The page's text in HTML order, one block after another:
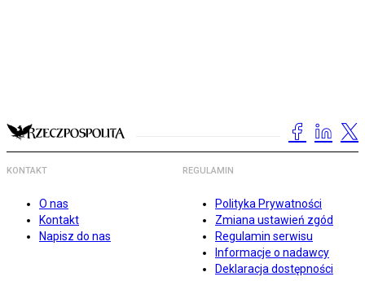
KONTAKT
O nas
Kontakt
Napisz do nas
REGULAMIN
Polityka Prywatności
Zmiana ustawień zgód
Regulamin serwisu
Informacje o nadawcy
Deklaracja dostępności